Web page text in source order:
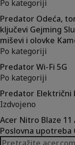
Po kategoriji
Predator Odeća,
ključevi Gejming
miševi i olovke
Po kategoriji
Predator Wi-Fi 5G
Po kategoriji
Predator Električni
Izdvojeno
Acer Nitro Blaze 11
Poslovna upotreba